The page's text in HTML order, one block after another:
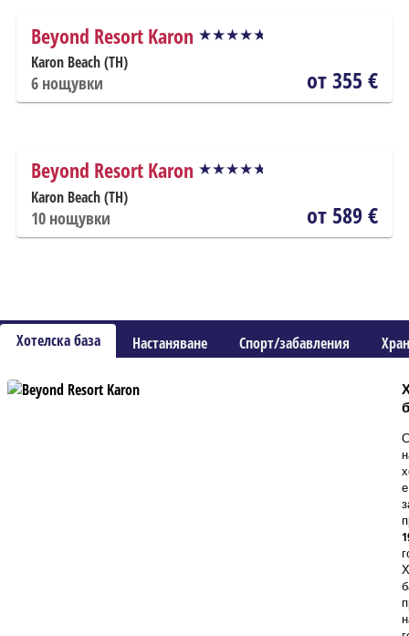
Beyond Resort Karon
Karon Beach (TH)
от 355 €
6 нощувки
Beyond Resort Karon
Karon Beach (TH)
от 589 €
10 нощувки
Хотелска база Настаняване Спорт/забавления
е